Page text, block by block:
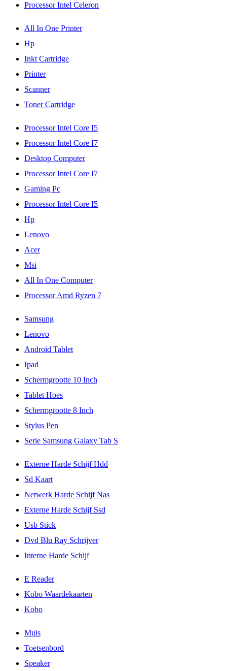
Processor Intel Celeron
All In One Printer
Hp
Inkt Cartridge
Printer
Scanner
Toner Cartridge
Processor Intel Core I5
Processor Intel Core I7
Desktop Computer
Processor Intel Core I7
Gaming Pc
Processor Intel Core I5
Hp
Lenovo
Acer
Msi
All In One Computer
Processor Amd Ryzen 7
Samsung
Lenovo
Android Tablet
Ipad
Schermgrootte 10 Inch
Tablet Hoes
Schermgrootte 8 Inch
Stylus Pen
Serie Samsung Galaxy Tab S
Externe Harde Schijf Hdd
Sd Kaart
Netwerk Harde Schijf Nas
Externe Harde Schijf Ssd
Usb Stick
Dvd Blu Ray Schrijver
Interne Harde Schijf
E Reader
Kobo Waardekaarten
Kobo
Muis
Toetsenbord
Speaker